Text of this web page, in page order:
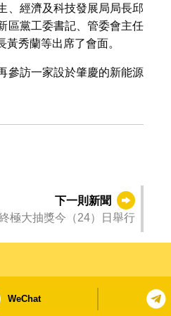
、經濟及科技發展局局長邱
區黨工委書記、管委會主任
秀蘭等出席了會面。
參訪一家設於肇慶的新能源
下一則新聞
極大抽獎今（24）日舉行
WeChat